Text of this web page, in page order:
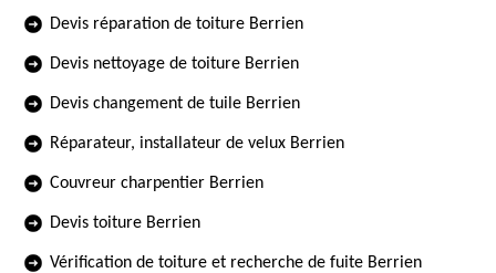
Devis réparation de toiture Berrien
Devis nettoyage de toiture Berrien
Devis changement de tuile Berrien
Réparateur, installateur de velux Berrien
Couvreur charpentier Berrien
Devis toiture Berrien
Vérification de toiture et recherche de fuite Berrien